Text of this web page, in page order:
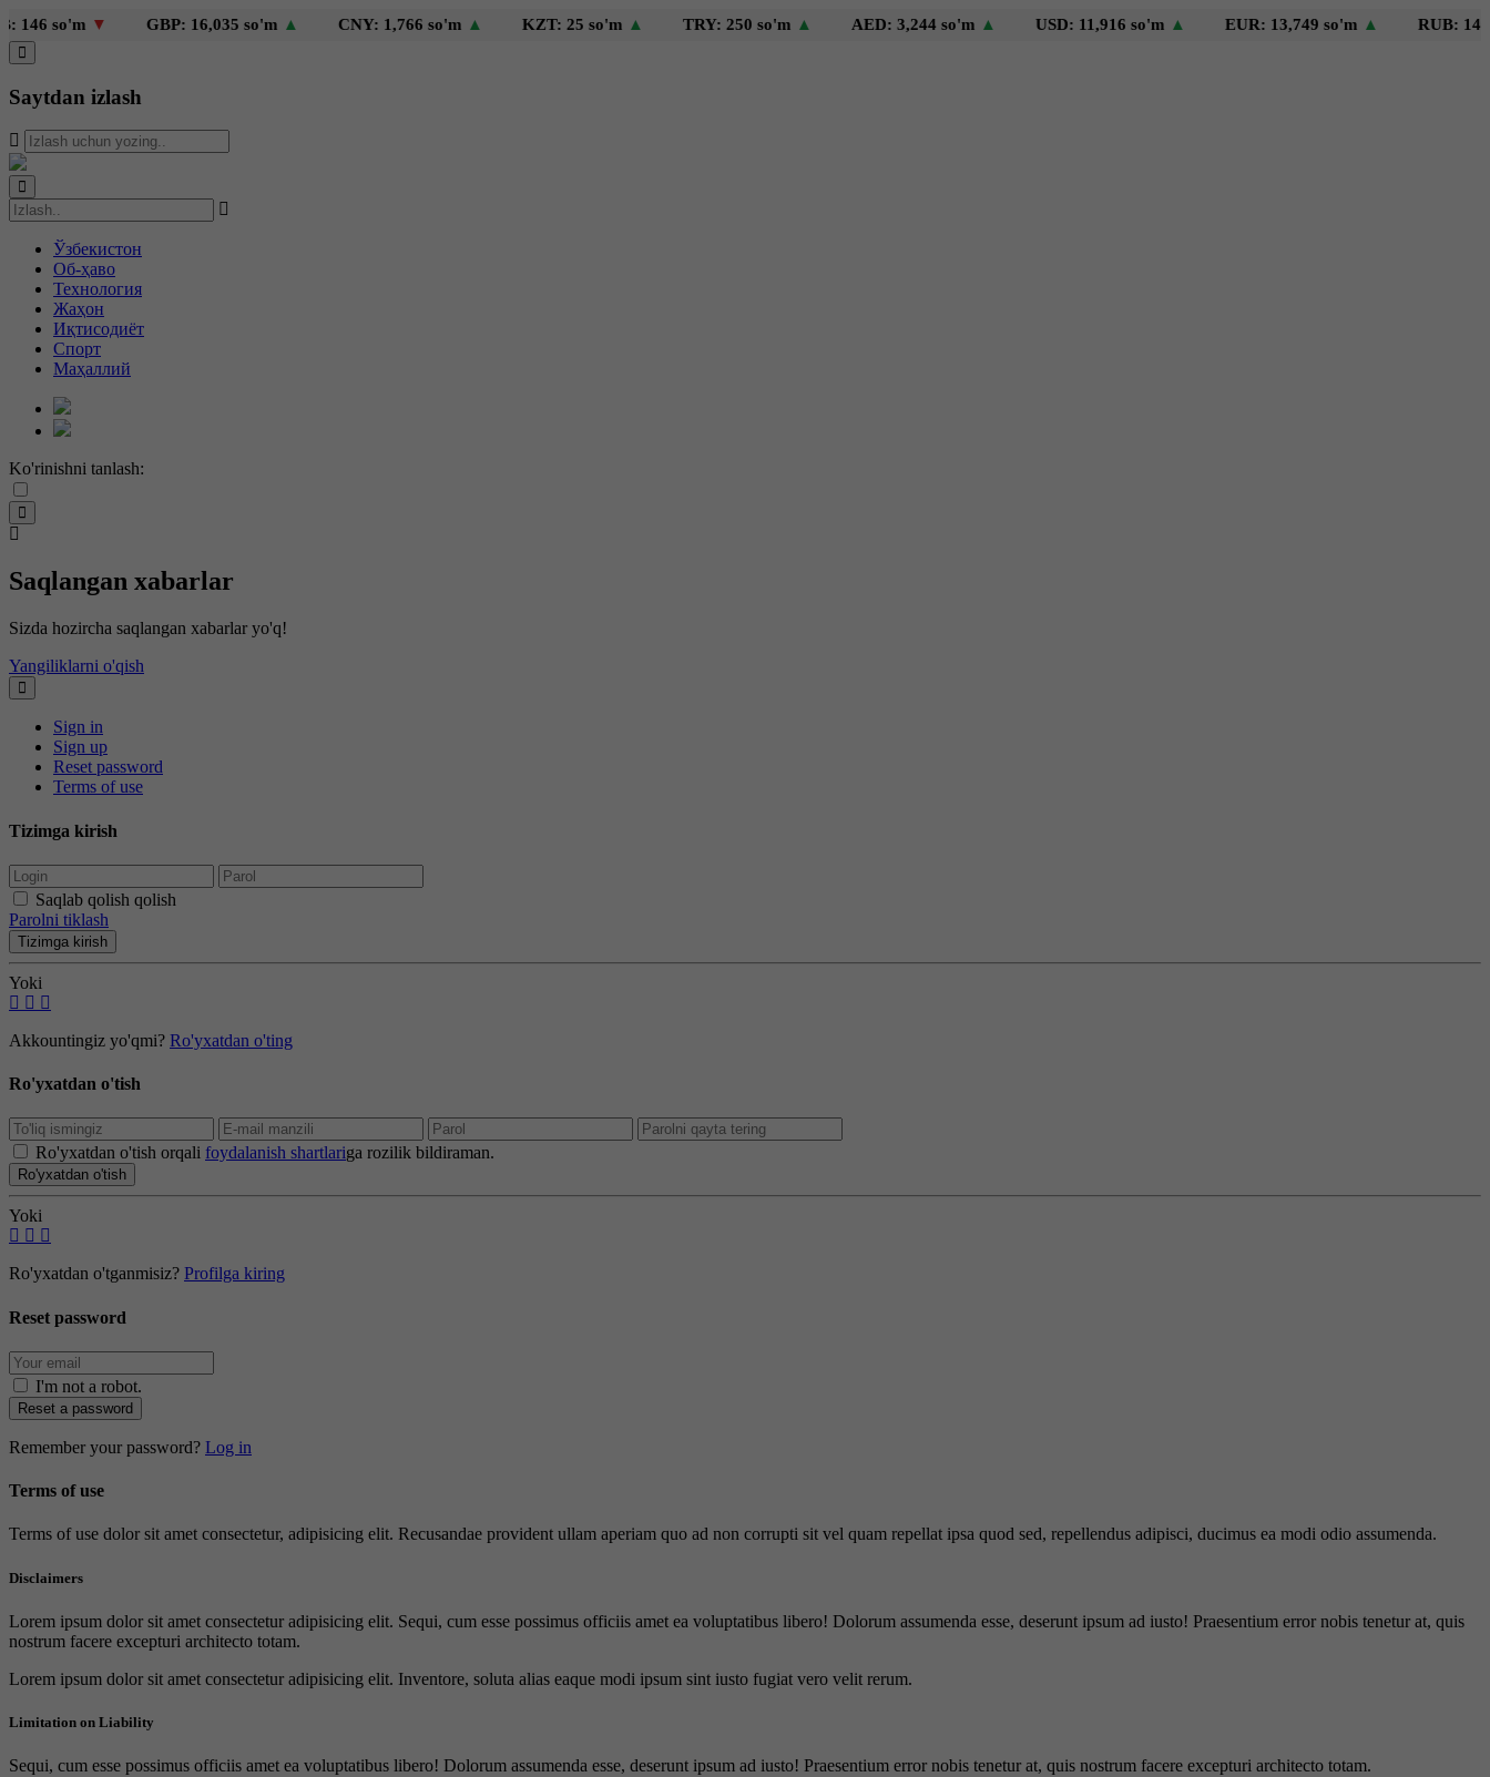
▼ GBP: 16,035 so'm▲ CNY: 1,766 so'm▲ KZT: 25 so'm ▲ TRY: 250 so'm▲ AED: 3,244 so'm▲ USD: 11,916 so'm▲ EUR: 13,749 so'm▲ RUB: 146 so'm▼
Saytdan izlash
Ўзбекистон
Об-ҳаво
Технология
Жаҳон
Иқтисодиёт
Спорт
Маҳаллий
Ko'rinishni tanlash:
Saqlangan xabarlar
Sizda hozircha saqlangan xabarlar yo'q!
Yangiliklarni o'qish
Sign in
Sign up
Reset password
Terms of use
Tizimga kirish
Saqlab qolish qolish
Parolni tiklash
Tizimga kirish
Yoki
Akkountingiz yo'qmi? Ro'yxatdan o'ting
Ro'yxatdan o'tish
Ro'yxatdan o'tish orqali foydalanish shartlariga rozilik bildiraman.
Ro'yxatdan o'tish
Yoki
Ro'yxatdan o'tganmisiz? Profilga kiring
Reset password
I'm not a robot.
Reset a password
Remember your password? Log in
Terms of use
Terms of use dolor sit amet consectetur, adipisicing elit. Recusandae provident ullam aperiam quo ad non corrupti sit vel quam repellat ipsa quod sed, repellendus adipisci, ducimus ea modi odio assumenda.
Disclaimers
Lorem ipsum dolor sit amet consectetur adipisicing elit. Sequi, cum esse possimus officiis amet ea voluptatibus libero! Dolorum assumenda esse, deserunt ipsum ad iusto! Praesentium error nobis tenetur at, quis
nostrum facere excepturi architecto totam.
Lorem ipsum dolor sit amet consectetur adipisicing elit. Inventore, soluta alias eaque modi ipsum sint iusto fugiat vero velit rerum.
Limitation on Liability
Sequi, cum esse possimus officiis amet ea voluptatibus libero! Dolorum assumenda esse, deserunt ipsum ad iusto! Praesentium error nobis tenetur at, quis nostrum facere excepturi architecto totam.